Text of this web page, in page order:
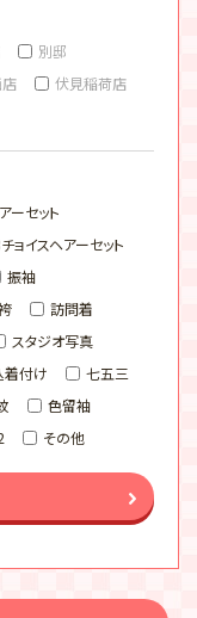
別邸
伏見稲荷店
ーセット
ョイスヘアーセット
振袖
訪問着
スタジオ写真
着付け
七五三
色留袖
その他